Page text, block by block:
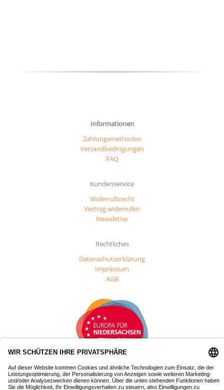
Informationen
Zahlungsmethoden
Versandbedingungen
FAQ
Kundenservice
Widerrufsrecht
Vertrag widerrufen
Newsletter
Rechtliches
Datenschutzerklärung
Impressum
AGB
Dieses Projekt wurde mit Mitteln des Europäischen Fonds für
regionale Entwicklung (EFRE) gefördert.